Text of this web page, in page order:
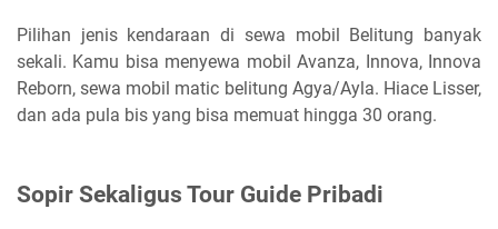
Pilihan jenis kendaraan di sewa mobil Belitung banyak
sekali. Kamu bisa menyewa mobil Avanza, Innova, Innova
Reborn, sewa mobil matic belitung Agya/Ayla. Hiace Lisser,
dan ada pula bis yang bisa memuat hingga 30 orang.
Sopir Sekaligus Tour Guide Pribadi